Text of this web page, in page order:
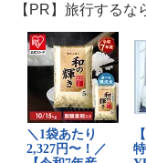
【PR】旅行する